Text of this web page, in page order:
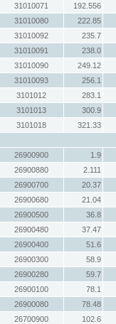
31010071
192.556
31010080
222.85
31010092
235.7
31010091
238.0
31010090
249.12
31010093
256.1
3101012
283.1
3101013
300.9
3101018
321.33
26900900
1.9
26900880
2.111
26900700
20.37
26900680
21.04
26900500
36.8
26900480
37.47
26900400
51.6
26900300
58.9
26900280
59.7
26900100
78.1
26900080
78.48
26700900
102.6